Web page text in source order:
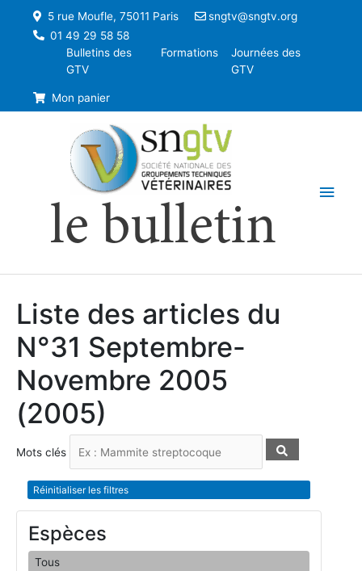
5 rue Moufle, 75011 Paris
sngtv@sngtv.org
01 49 29 58 58
Bulletins des
GTV
Formations
Journées des
GTV
Mon panier
le bulletin
Liste des articles du
N°31 Septembre-
Novembre 2005
(2005)
Mots clés
Réinitialiser les filtres
Espèces
Tous